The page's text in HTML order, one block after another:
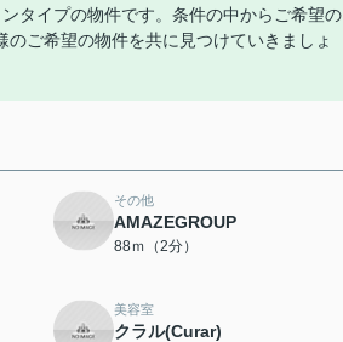
タイプの物件です。条件の中からご希望の
ご希望の物件を共に見つけていきましょ
その他
AMAZEGROUP
88ｍ（2分）
美容室
クラル(Curar)